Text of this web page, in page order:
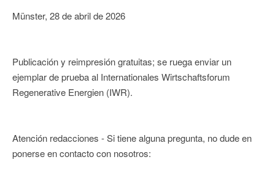
Münster, 28 de abril de 2026
Publicación y reimpresión gratuitas; se ruega enviar un
ejemplar de prueba al Internationales Wirtschaftsforum
Regenerative Energien (IWR).
Atención redacciones - Si tiene alguna pregunta, no dude en
ponerse en contacto con nosotros: